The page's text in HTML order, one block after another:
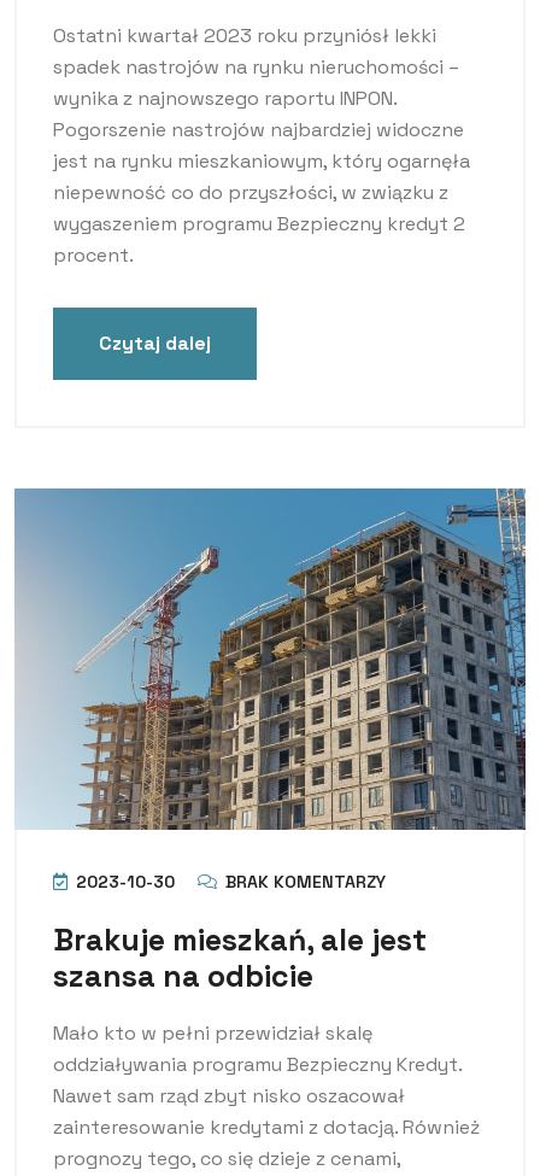
Ostatni kwartał 2023 roku przyniósł lekki
spadek nastrojów na rynku nieruchomości –
wynika z najnowszego raportu INPON.
Pogorszenie nastrojów najbardziej widoczne
jest na rynku mieszkaniowym, który ogarnęła
niepewność co do przyszłości, w związku z
wygaszeniem programu Bezpieczny kredyt 2
procent.
Czytaj dalej
2023-10-30 BRAK KOMENTARZY
Brakuje mieszkań, ale jest
szansa na odbicie
Mało kto w pełni przewidział skalę
oddziaływania programu Bezpieczny Kredyt.
Nawet sam rząd zbyt nisko oszacował
zainteresowanie kredytami z dotacją. Również
prognozy tego, co się dzieje z cenami,